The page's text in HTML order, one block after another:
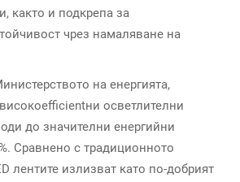
както и подкрепа за
чрез намаляване на
на енергията,
осветлителни
до значителни енергийни
Сравнено с традиционното
лентите излизват като по-добрият